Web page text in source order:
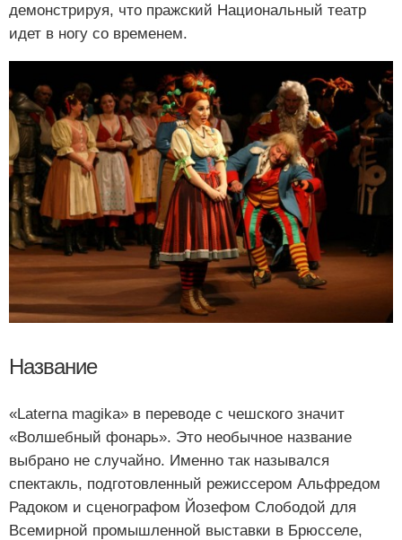
демонстрируя, что пражский Национальный театр
идет в ногу со временем.
Название
«Laterna magika» в переводе с чешского значит
«Волшебный фонарь». Это необычное название
выбрано не случайно. Именно так назывался
спектакль, подготовленный режиссером Альфредом
Радоком и сценографом Йозефом Слободой для
Всемирной промышленной выставки в Брюсселе,